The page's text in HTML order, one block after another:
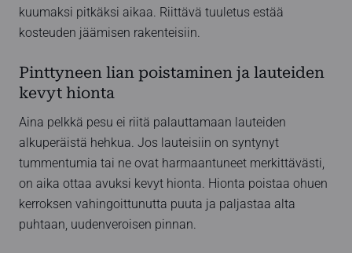
kuumaksi pitkäksi aikaa. Riittävä tuuletus estää
kosteuden jäämisen rakenteisiin.
Pinttyneen lian poistaminen ja lauteiden
kevyt hionta
Aina pelkkä pesu ei riitä palauttamaan lauteiden
alkuperäistä hehkua. Jos lauteisiin on syntynyt
tummentumia tai ne ovat harmaantuneet merkittävästi,
on aika ottaa avuksi kevyt hionta. Hionta poistaa ohuen
kerroksen vahingoittunutta puuta ja paljastaa alta
puhtaan, uudenveroisen pinnan.